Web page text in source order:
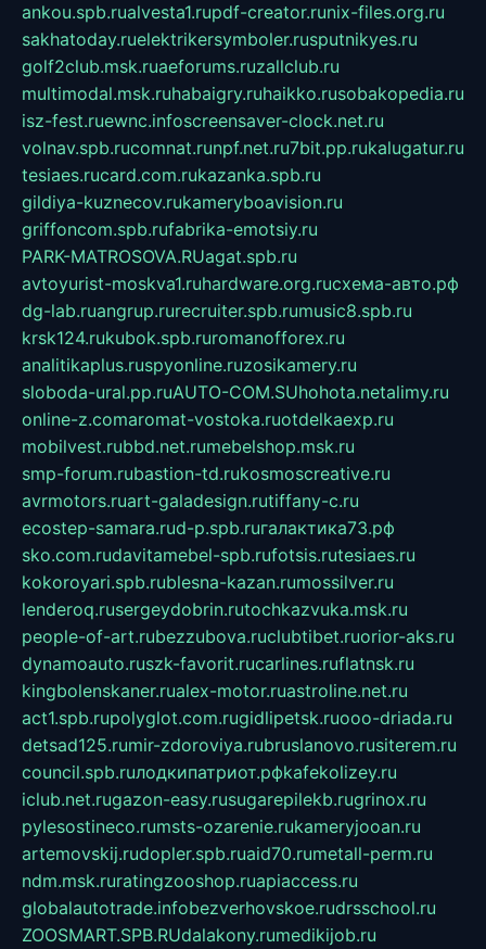
ankou.spb.rualvesta1.rupdf-creator.runix-files.org.ru
sakhatoday.ruelektrikersymboler.rusputnikyes.ru
golf2club.msk.ruaeforums.ruzallclub.ru
multimodal.msk.ruhabaigry.ruhaikko.rusobakopedia.ru
isz-fest.ruewnc.infoscreensaver-clock.net.ru
volnav.spb.rucomnat.runpf.net.ru7bit.pp.rukalugatur.ru
tesiaes.rucard.com.rukazanka.spb.ru
gildiya-kuznecov.rukameryboavision.ru
griffoncom.spb.rufabrika-emotsiy.ru
PARK-MATROSOVA.RUagat.spb.ru
avtoyurist-moskva1.ruhardware.org.ruсхема-авто.рф
dg-lab.ruangrup.rurecruiter.spb.rumusic8.spb.ru
krsk124.rukubok.spb.ruromanofforex.ru
analitikaplus.ruspyonline.ruzosikamery.ru
sloboda-ural.pp.ruAUTO-COM.SUhohota.netalimy.ru
online-z.comaromat-vostoka.ruotdelkaexp.ru
mobilvest.rubbd.net.rumebelshop.msk.ru
smp-forum.rubastion-td.rukosmoscreative.ru
avrmotors.ruart-galadesign.rutiffany-c.ru
ecostep-samara.rud-p.spb.ruгалактика73.рф
sko.com.rudavitamebel-spb.rufotsis.rutesiaes.ru
kokoroyari.spb.rublesna-kazan.rumossilver.ru
lenderoq.rusergeydobrin.rutochkazvuka.msk.ru
people-of-art.rubezzubova.ruclubtibet.ruorior-aks.ru
dynamoauto.ruszk-favorit.rucarlines.ruflatnsk.ru
kingbolenskaner.rualex-motor.ruastroline.net.ru
act1.spb.rupolyglot.com.rugidlipetsk.ruooo-driada.ru
detsad125.rumir-zdoroviya.rubruslanovo.rusiterem.ru
council.spb.ruлодкипатриот.рфkafekolizey.ru
iclub.net.rugazon-easy.rusugarepilekb.rugrinox.ru
pylesostineco.rumsts-ozarenie.rukameryjooan.ru
artemovskij.rudopler.spb.ruaid70.rumetall-perm.ru
ndm.msk.ruratingzooshop.ruapiaccess.ru
globalautotrade.infobezverhovskoe.rudrsschool.ru
ZOOSMART.SPB.RUdalakony.rumedikijob.ru